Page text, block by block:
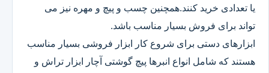
یا تعدادی خرید کنند.همچنین چسب و پیچ و مهره نیز می
تواند برای فروش بسیار مناسب باشد.
ابزارهای دستی برای شروع کار ابزار فروشی بسیار مناسب
هستند که شامل انواع انبرها پیچ گوشتی آچار ابزار تراش و